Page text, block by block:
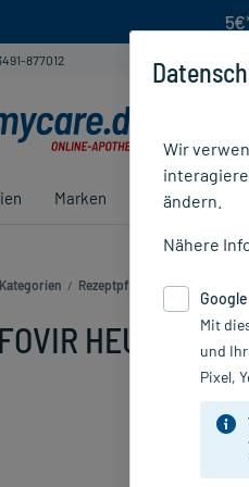
877012
Marken Ratgeber
Kategorien / Rezeptpflichtige Medikamente
HEUMANN
Wir
ändern.
Nähere
Mit
und
Pixel,